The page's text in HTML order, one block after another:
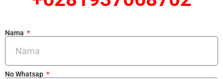
Nama
No Whatsap